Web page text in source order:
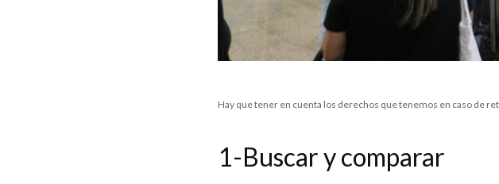
Hay que tener en cuenta los derechos que tenemos en caso de
1-Buscar y comparar